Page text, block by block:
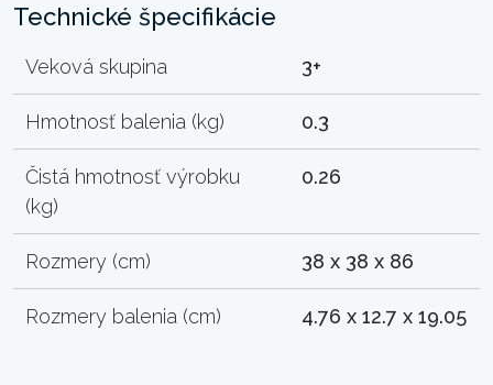
Technické špecifikácie
Veková skupina 3+
Hmotnosť balenia (kg) 0.3
Čistá hmotnosť výrobku
(kg)
0.26
Rozmery (cm) 38 x 38 x 86
Rozmery balenia (cm) 4.76 x 12.7 x 19.05